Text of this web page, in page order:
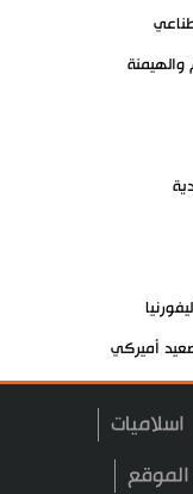
أميركي
اسلاميات